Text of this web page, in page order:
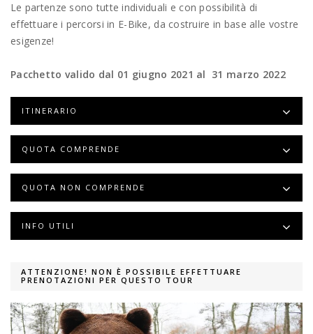
Le partenze sono tutte individuali e con possibilità di
effettuare i percorsi in E-Bike, da costruire in base alle vostre
esigenze!
Pacchetto valido dal 01 giugno 2021 al 31 marzo 2022
ITINERARIO
QUOTA COMPRENDE
QUOTA NON COMPRENDE
INFO UTILI
ATTENZIONE! NON È POSSIBILE EFFETTUARE
PRENOTAZIONI PER QUESTO TOUR